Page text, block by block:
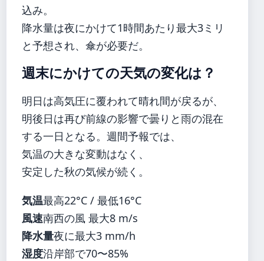
込み。
降水量は夜にかけて1時間あたり最大3ミリ
と予想され、傘が必要だ。
週末にかけての天気の変化は？
明日は高気圧に覆われて晴れ間が戻るが、
明後日は再び前線の影響で曇りと雨の混在
する一日となる。週間予報では、
気温の大きな変動はなく、
安定した秋の気候が続く。
気温最高22°C / 最低16°C
風速南西の風 最大8 m/s
降水量夜に最大3 mm/h
湿度沿岸部で70〜85%